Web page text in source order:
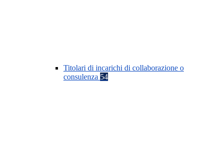
Titolari di incarichi di collaborazione o
consulenza 54